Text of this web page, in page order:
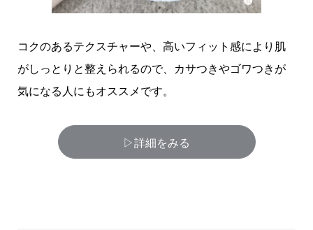
コクのあるテクスチャーや、高いフィット感により肌
がしっとりと整えられるので、カサつきやゴワつきが
気になる人にもオススメです。
▷詳細をみる